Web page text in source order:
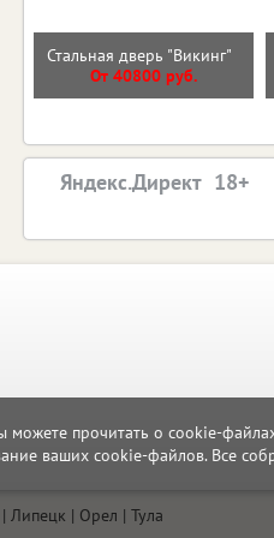
можете прочитать о cookie-
ваших cookie-файлов. Все
Стальная дверь "Викинг"
От 40800 руб.
Яндекс.Директ
Липецк Орел Тула